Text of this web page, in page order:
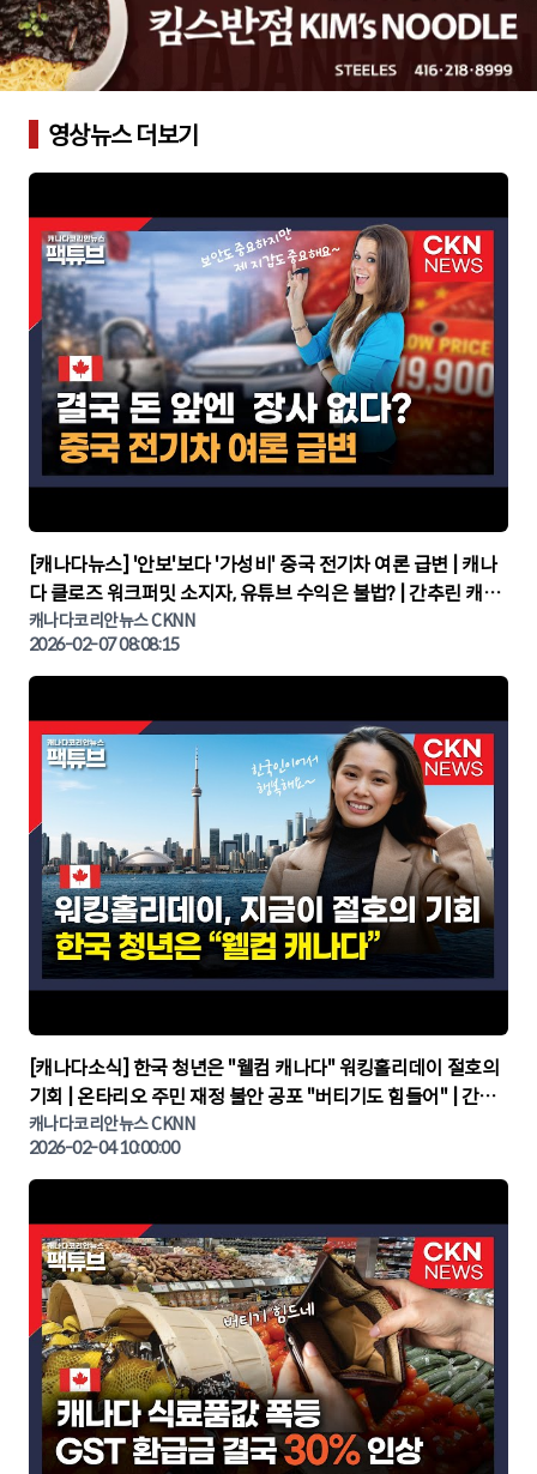
영상뉴스 더보기
▶
[캐나다뉴스] '안보'보다 '가성비' 중국 전기차 여론 급변 | 캐나
다 클로즈 워크퍼밋 소지자, 유튜브 수익은 불법? | 간추린 캐나
다뉴스 | CKNNEWS, 캐나다코리안뉴스
캐나다코리안뉴스 CKNN
2026-02-07 08:08:15
▶
[캐나다소식] 한국 청년은 "웰컴 캐나다" 워킹홀리데이 절호의
기회 | 온타리오 주민 재정 불안 공포 "버티기도 힘들어" | 간추
린 캐나다뉴스 | CKNNEWS, 캐나다코리안뉴스
캐나다코리안뉴스 CKNN
2026-02-04 10:00:00